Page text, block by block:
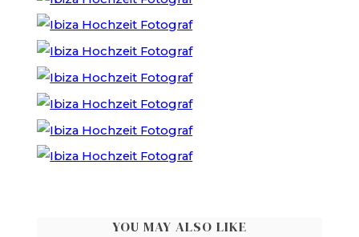
YOU MAY ALSO LIKE